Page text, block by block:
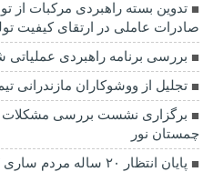
تدوین بسته راهبردی مرکبات از
صادرات عاملی در ارتقای کیفیت
بررسی برنامه راهبردی
تجلیل از ووشوکاران مازندرانی
برگزاری نشست بررسی
چمستان نور
پایان انتظار ۲۰ ساله